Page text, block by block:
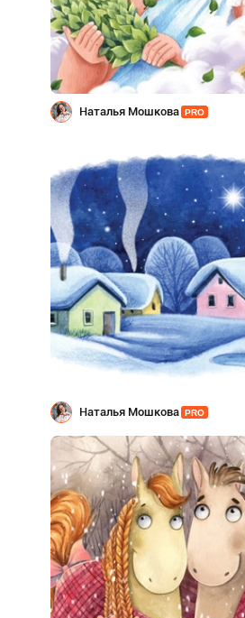
Наталья Мошкова PRO
Наталья Мошкова PRO